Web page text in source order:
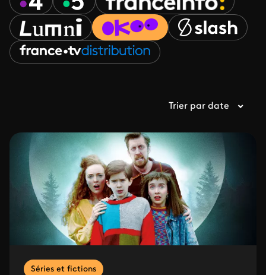
Trier par date
Séries et fictions